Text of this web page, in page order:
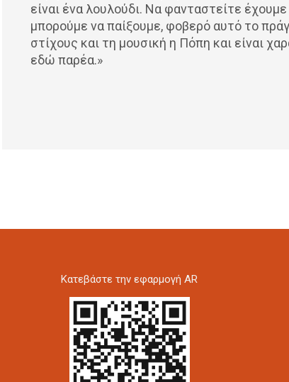
είναι ένα λουλούδι. Να φανταστείτε
μπορούμε να παίξουμε, φοβερό αυτό το
στίχους και τη μουσική η Πόπη και είναι
εδώ παρέα.»
Kατεβάστε την εφαρμογή AR